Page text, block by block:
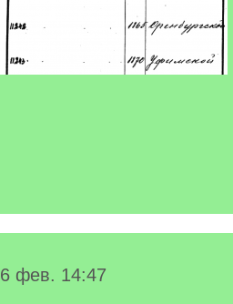
6 фев. 14:47